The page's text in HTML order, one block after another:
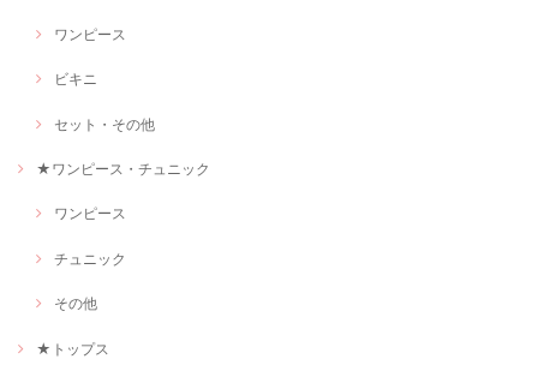
ワンピース
ビキニ
セット・その他
★ワンピース・チュニック
ワンピース
チュニック
その他
★トップス